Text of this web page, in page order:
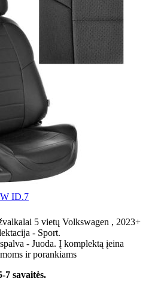
ID.7
5 vietų Volkswagen , 2023+
- Sport.
- Juoda. Į komplektą įeina
ir porankiams
7 savaitės.